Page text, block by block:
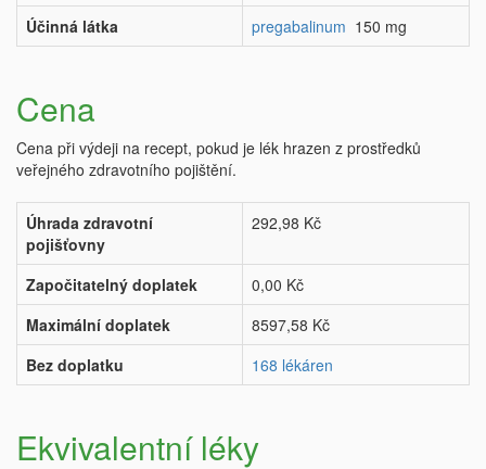
Účinná látka
pregabalinum 150 mg
Cena
Cena při výdeji na recept, pokud je lék hrazen z prostředků
veřejného zdravotního pojištění.
Úhrada zdravotní
pojišťovny
292,98 Kč
Započitatelný doplatek
0,00 Kč
Maximální doplatek
8597,58 Kč
Bez doplatku
168 lékáren
Ekvivalentní léky